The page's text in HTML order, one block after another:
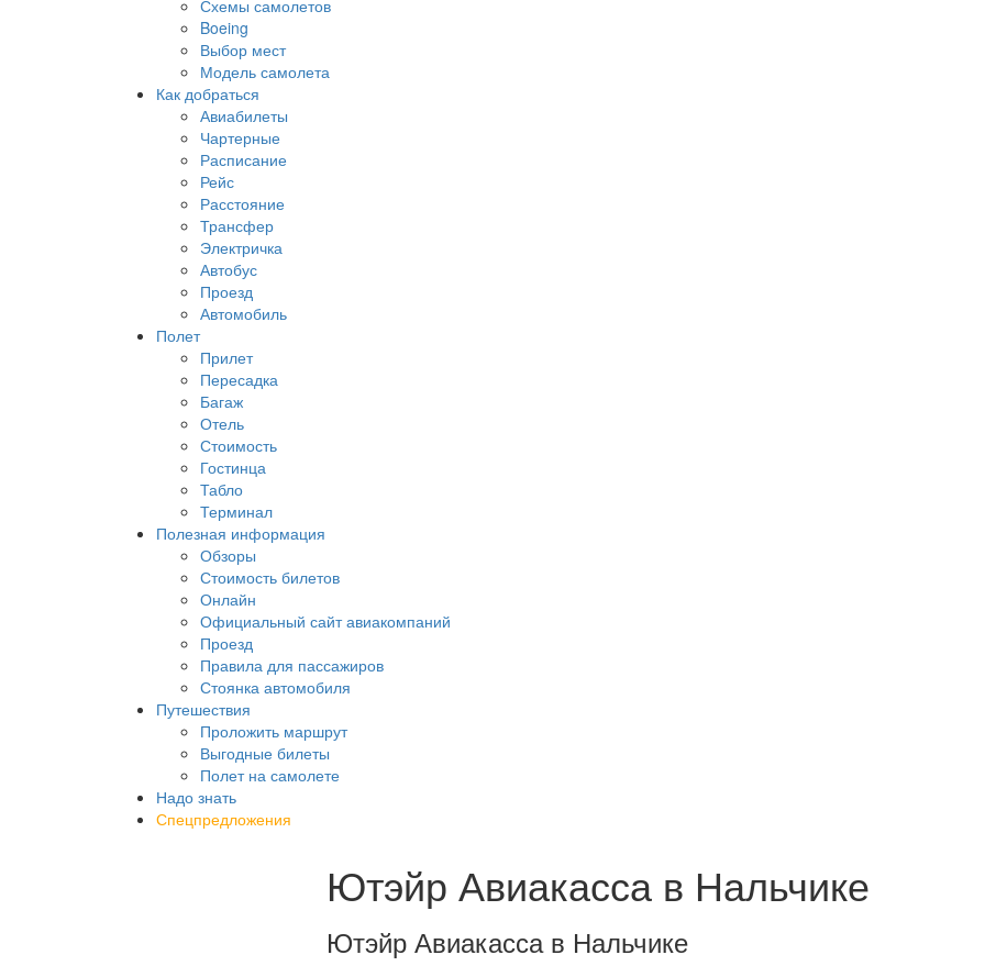
Схемы самолетов
Boeing
Выбор мест
Модель самолета
Как добраться
Авиабилеты
Чартерные
Расписание
Рейс
Расстояние
Трансфер
Электричка
Автобус
Проезд
Автомобиль
Полет
Прилет
Пересадка
Багаж
Отель
Стоимость
Гостинца
Табло
Терминал
Полезная информация
Обзоры
Стоимость билетов
Онлайн
Официальный сайт авиакомпаний
Проезд
Правила для пассажиров
Стоянка автомобиля
Путешествия
Проложить маршрут
Выгодные билеты
Полет на самолете
Надо знать
Спецпредложения
Ютэйр Авиакасса в Нальчике
Ютэйр Авиакасса в Нальчике